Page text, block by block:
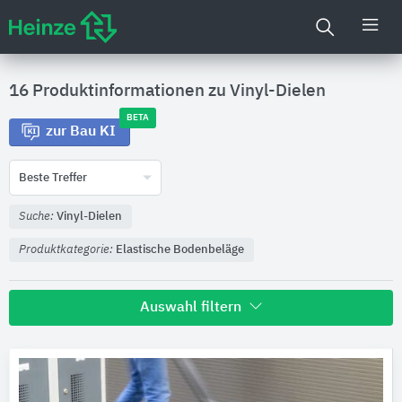
16 Produktinformationen zu Vinyl-Dielen
zur Bau KI
BETA
Beste Treffer
Suche: Vinyl-Dielen
Produktkategorie: Elastische Bodenbeläge
Auswahl filtern
Gerflor
objectflor